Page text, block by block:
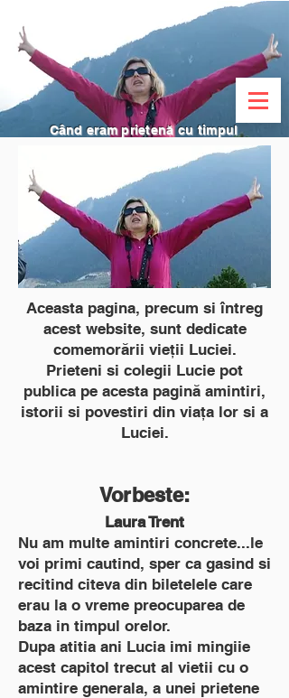
Când eram prietenă cu timpul
Aceasta pagina, precum si întreg
acest website, sunt dedicate
comemorării vieții Luciei.
Prieteni si colegii Lucie pot
publica pe acesta pagină amintiri,
istorii si povestiri din viața lor si a
Luciei.
Vorbeste:
Laura Trent
Nu am multe amintiri concrete...le
voi primi cautind, sper ca gasind si
recitind citeva din biletelele care
erau la o vreme preocuparea de
baza in timpul orelor.
Dupa atitia ani Lucia imi mingiie
acest capitol trecut al vietii cu o
amintire generala, a unei prietene